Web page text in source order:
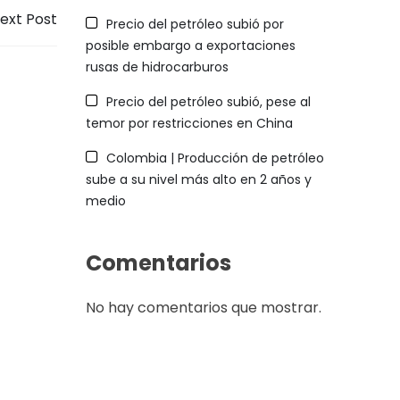
Post
Precio del petróleo subió por
posible embargo a exportaciones
rusas de hidrocarburos
Precio del petróleo subió, pese al
temor por restricciones en China
Colombia | Producción de petróleo
sube a su nivel más alto en 2 años y
medio
Comentarios
No hay comentarios que mostrar.